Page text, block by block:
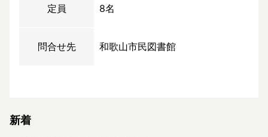
定員 8名
問合せ先 和歌山市民図書館
新着